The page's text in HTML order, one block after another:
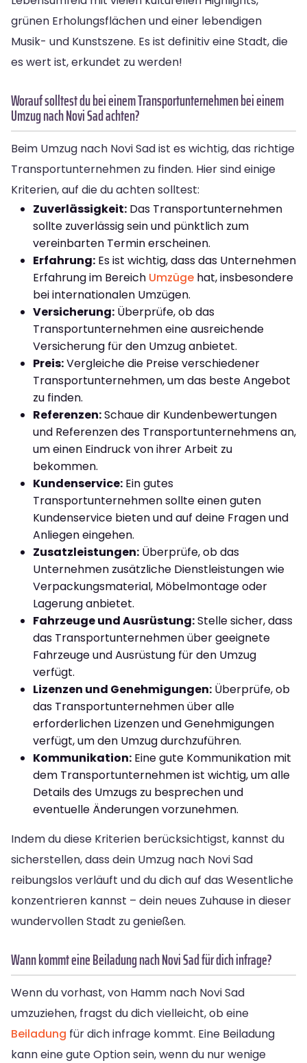
grünen Erholungsflächen und einer lebendigen
Musik- und Kunstszene. Es ist definitiv eine Stadt, die
es wert ist, erkundet zu werden!
Worauf solltest du bei einem Transportunternehmen bei einem
Umzug nach Novi Sad achten?
Beim Umzug nach Novi Sad ist es wichtig, das richtige
Transportunternehmen zu finden. Hier sind einige
Kriterien, auf die du achten solltest:
Zuverlässigkeit: Das Transportunternehmen
sollte zuverlässig sein und pünktlich zum
vereinbarten Termin erscheinen.
Erfahrung: Es ist wichtig, dass das Unternehmen
Erfahrung im Bereich Umzüge hat, insbesondere
bei internationalen Umzügen.
Versicherung: Überprüfe, ob das
Transportunternehmen eine ausreichende
Versicherung für den Umzug anbietet.
Preis:Vergleiche die Preise verschiedener
Transportunternehmen, um das beste Angebot
zu finden.
Referenzen:Schaue dir Kundenbewertungen
und Referenzen des Transportunternehmens an,
um einen Eindruck von ihrer Arbeit zu
bekommen.
Kundenservice: Ein gutes
Transportunternehmen sollte einen guten
Kundenservice bieten und auf deine Fragen und
Anliegen eingehen.
Zusatzleistungen: Überprüfe, ob das
Unternehmen zusätzliche Dienstleistungen wie
Verpackungsmaterial, Möbelmontage oder
Lagerung anbietet.
Fahrzeuge und Ausrüstung:Stelle sicher, dass
das Transportunternehmen über geeignete
Fahrzeuge und Ausrüstung für den Umzug
verfügt.
Lizenzen und Genehmigungen: Überprüfe, ob
das Transportunternehmen über alle
erforderlichen Lizenzen und Genehmigungen
verfügt, um den Umzug durchzuführen.
Kommunikation: Eine gute Kommunikation mit
dem Transportunternehmen ist wichtig, um alle
Details des Umzugs zu besprechen und
eventuelle Änderungen vorzunehmen.
Indem du diese Kriterien berücksichtigst, kannst du
sicherstellen, dass dein Umzug nach Novi Sad
reibungslos verläuft und du dich auf das Wesentliche
konzentrieren kannst – dein neues Zuhause in dieser
wundervollen Stadt zu genießen.
Wann kommt eine Beiladung nach Novi Sad für dich infrage?
Wenn du vorhast, von Hamm nach Novi Sad
umzuziehen, fragst du dich vielleicht, ob eine
Beiladung für dich infrage kommt. Eine Beiladung
kann eine gute Option sein, wenn du nur wenige